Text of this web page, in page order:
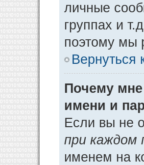
личные
группах и
поэтому мы
Вернуться
Почему
имени и
Если вы не
при каждом
именем на